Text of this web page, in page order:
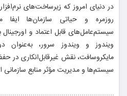
در دنیای امروز که زیرساخت‌های
روزمره و حیاتی سازمان‌ها ایفا
سیستم‌عامل‌های قابل اعتماد و
ویندوز و ویندوز سرور،
مایکروسافت، نقش غیرقابل‌انکاری در
سیستم‌ها و مدیریت مؤثر منابع سازمانی